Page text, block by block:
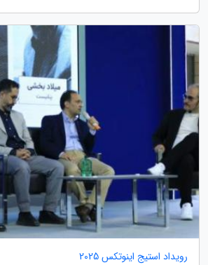
رویداد استیج اینوتکس 2025